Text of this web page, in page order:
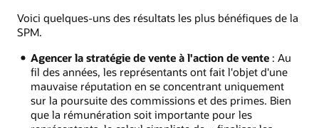
Voici quelques-uns des résultats les plus bénéfiques de la
SPM.
Agencer la stratégie de vente à l'action de vente: Au
fil des années, les représentants ont fait l'objet d'une
mauvaise réputation en se concentrant uniquement
sur la poursuite des commissions et des primes. Bien
que la rémunération soit importante pour les